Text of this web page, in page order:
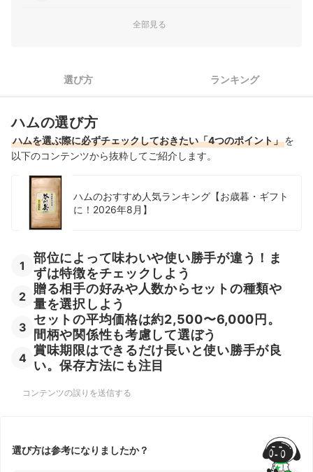
セットの平均価格は約2,500〜6,000円。間柄や関係性も考慮し
ロースハム全79商品おすすめ人気ランキング
ロースハムの売れ筋ランキングもチェック！
全部見る
選び方 ランキング
ハムの選び方
ハムを選ぶ際に必ずチェックしておきたい「4つのポイント」を
以下のコンテンツから抜粋してご紹介します。
ハムのおすすめ人気ランキング【お歳暮・ギフト
に！2026年8月】
1
部位によって味わいや使い勝手が違う！ま
ずは特徴をチェックしよう
2
贈る相手の好みや人数からセットの種類や
量を選択しよう
3
セットの平均価格は約2,500〜6,000円。
間柄や関係性も考慮して選ぼう
4
賞味期限はできるだけ長いと使い勝手が良
い。保存方法にも注目
コンテンツの誤りを送信する
選び方は参考になりましたか？